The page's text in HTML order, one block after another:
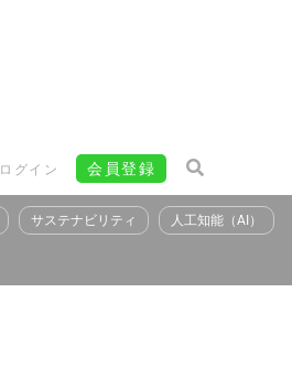
ログイン 会員登録
サステナビリティ 人工知能（AI）